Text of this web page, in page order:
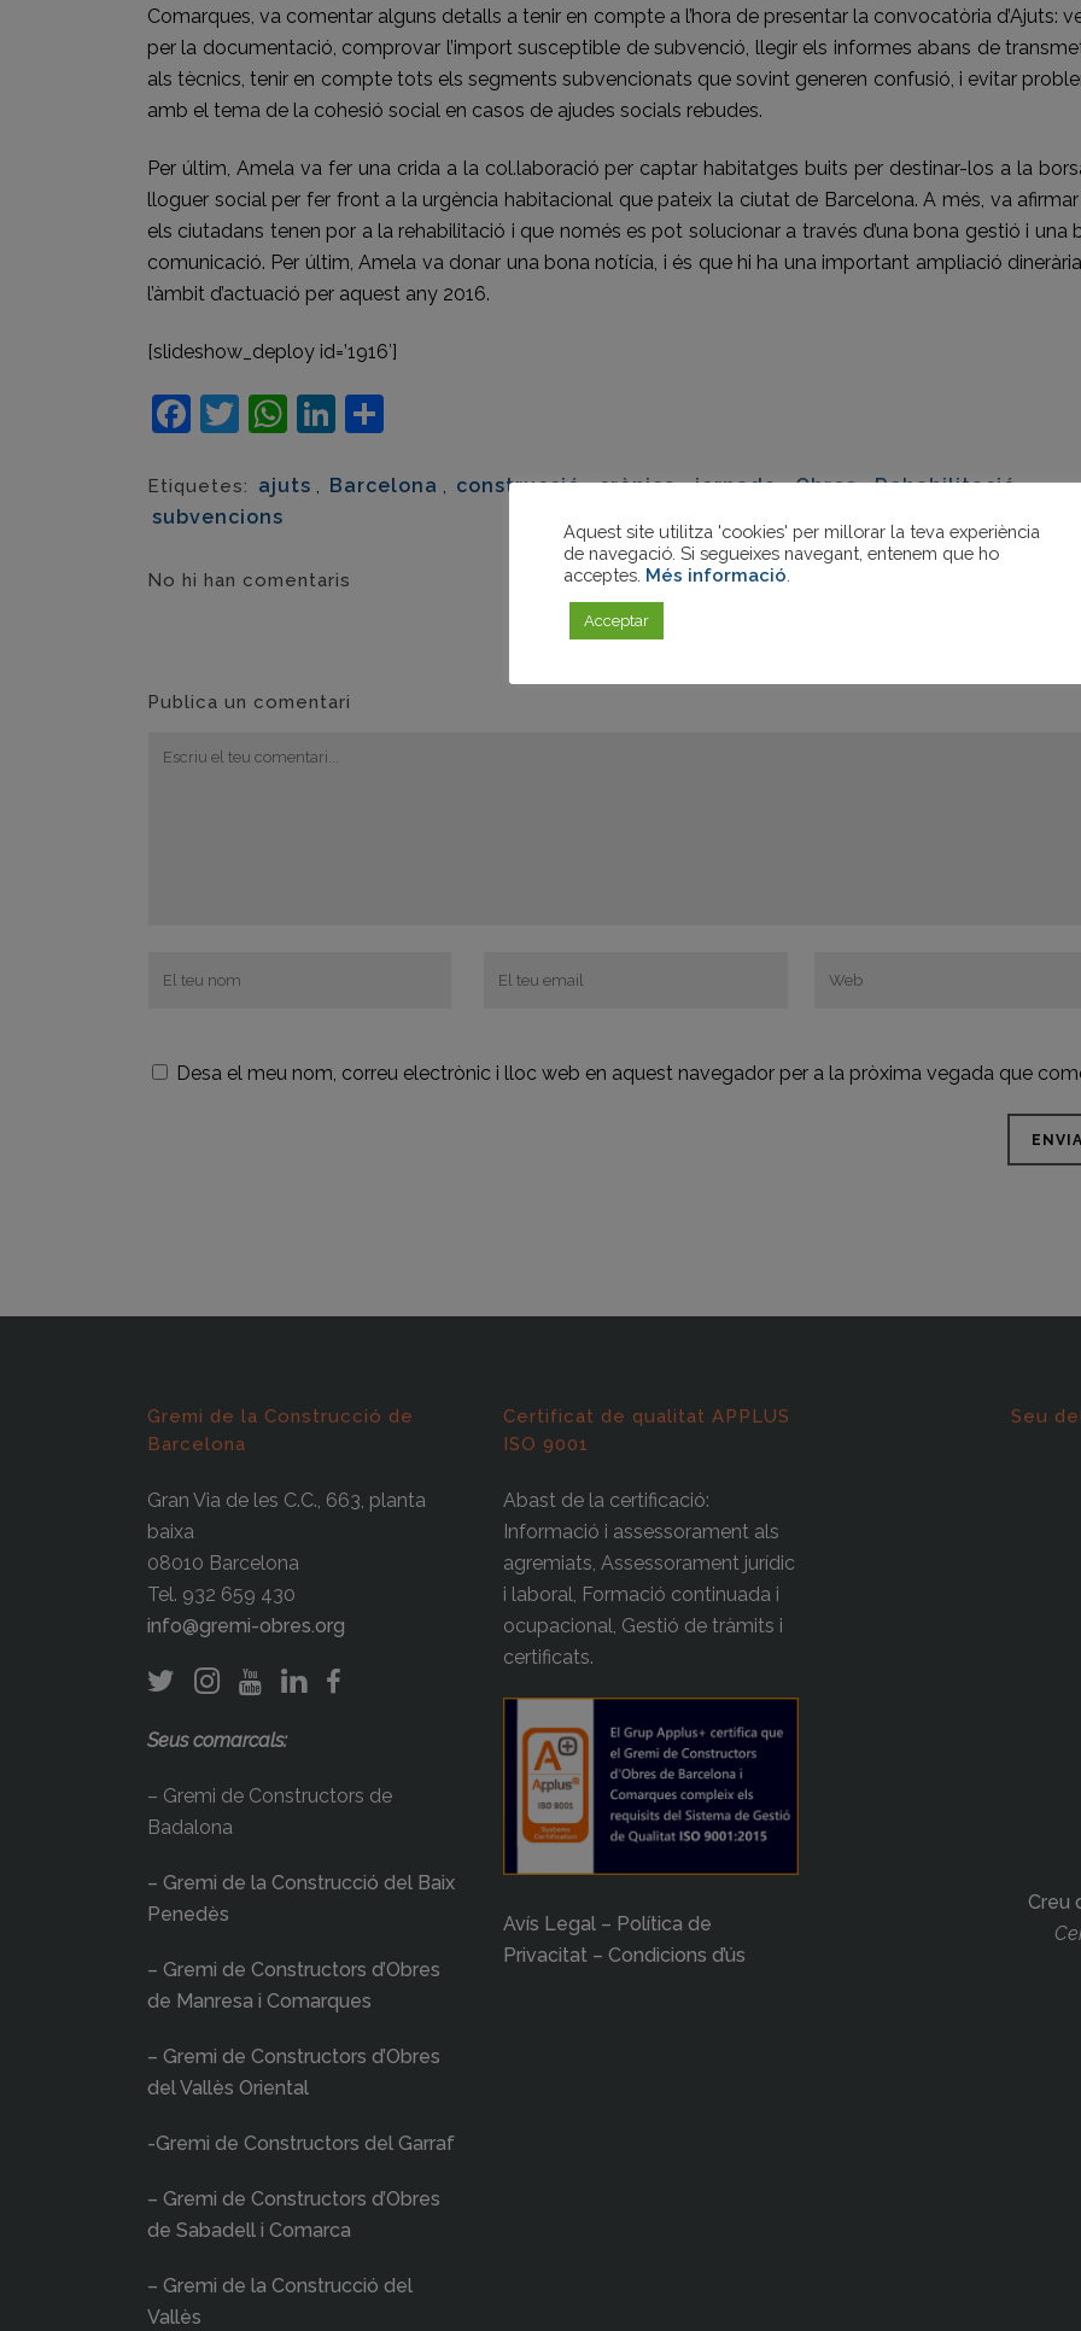
Comarques, va comentar alguns detalls a tenir en compte a l’hora de presentar la convocatòria d’Ajuts:
per la documentació, comprovar l’import susceptible de subvenció, llegir els informes abans de
als tècnics, tenir en compte tots els segments subvencionats que sovint generen confusió, i evitar
amb el tema de la cohesió social en casos de ajudes socials rebudes.
Per últim, Amela va fer una crida a la col.laboració per captar habitatges buits per destinar-los a la
lloguer social per fer front a la urgència habitacional que pateix la ciutat de Barcelona. A més, va
els ciutadans tenen por a la rehabilitació i que només es pot solucionar a través d’una bona gestió i una
comunicació. Per últim, Amela va donar una bona notícia, i és que hi ha una important ampliació
l’àmbit d’actuació per aquest any 2016.
[slideshow_deploy id=’1916′]
Facebook
Twitter
WhatsApp
LinkedIn
Etiquetes: ajuts , Barcelona , construcció , crònica , jornada , Obres , Rehabilitació ,
subvencions
No hi han comentaris
Publica un comentari
Desa el meu nom, correu electrònic i lloc web en aquest navegador per a la pròxima vegada que
Gremi de la Construcció de
Barcelona
Gran Via de les C.C., 663, planta
baixa
08010 Barcelona
Tel. 932 659 430
info@gremi-obres.org
Seus comarcals:
– Gremi de Constructors de
Badalona
– Gremi de la Construcció del Baix
Penedès
– Gremi de Constructors d’Obres
de Manresa i Comarques
– Gremi de Constructors d’Obres
del Vallès Oriental
-Gremi de Constructors del Garraf
– Gremi de Constructors d’Obres
de Sabadell i Comarca
– Gremi de la Construcció del
Vallès
Certificat de qualitat APPLUS
ISO 9001
Abast de la certificació:
Informació i assessorament als
agremiats, Assessorament jurídic
i laboral, Formació continuada i
ocupacional, Gestió de tràmits i
certificats.
Avís Legal – Política de
Privacitat – Condicions d’ús
Seu
Creu
Aquest site utilitza 'cookies' per millorar la teva experiència
de navegació. Si segueixes navegant, entenem que ho
acceptes. Més informació
Acceptar